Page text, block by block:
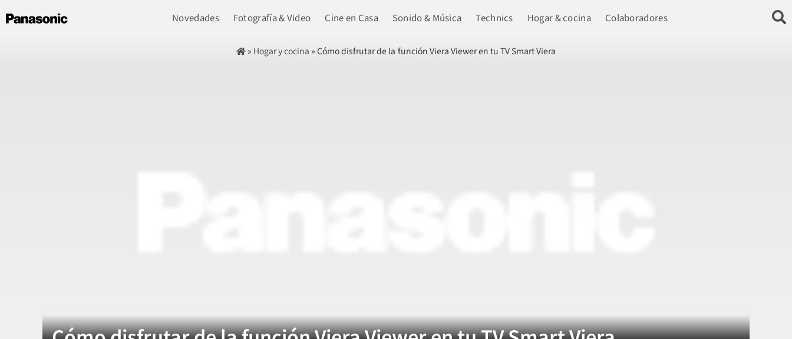
Novedades Fotografía & Video Cine en Casa Sonido & Música Technics Hogar & cocina Colaboradores
» Hogar y cocina »Cómo disfrutar de la función Viera Viewer en tu TV Smart Viera